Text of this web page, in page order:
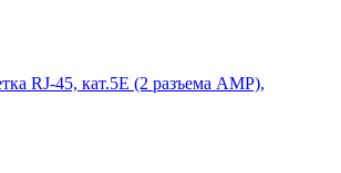
RJ-45, кат.5Е (2 разъема АМР),